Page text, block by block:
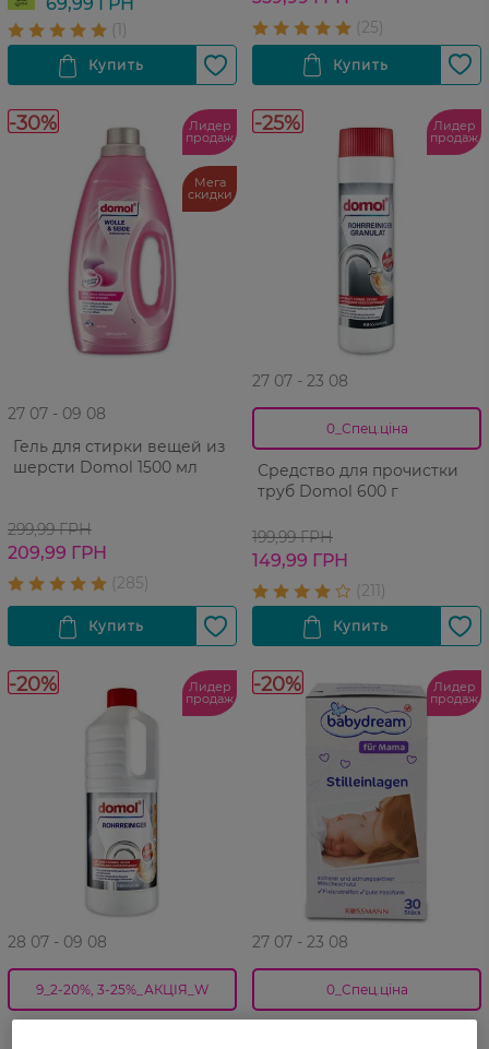
-30% Лидер
продаж
Мега
скидки
27 07 - 09 08
Гель для стирки вещей из
шерсти Domol 1500 мл
299,99 ГРН
209,99 ГРН
-25% Лидер
продаж
27 07 - 23 08
0_Спец.ціна
Средство для прочистки
труб Domol 600 г
199,99 ГРН
149,99 ГРН
-20% Лидер
продаж
28 07 - 09 08
9_2-20%, 3-25%_АКЦІЯ_W
-20% Лидер
продаж
27 07 - 23 08
0_Спец.ціна